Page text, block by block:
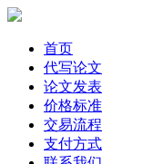
首页
代写论文
论文发表
价格标准
交易流程
支付方式